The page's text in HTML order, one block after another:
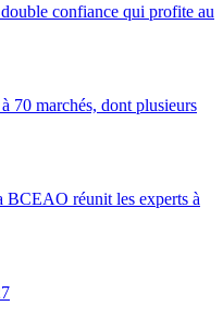
confiance qui profite au
70 marchés, dont plusieurs
BCEAO réunit les experts à